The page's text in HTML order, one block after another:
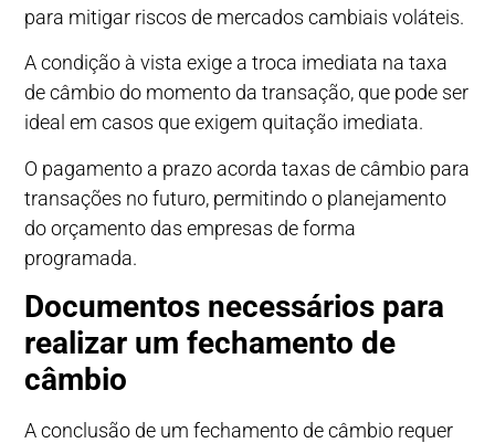
para mitigar riscos de mercados cambiais voláteis.
A condição à vista exige a troca imediata na taxa
de câmbio do momento da transação, que pode ser
ideal em casos que exigem quitação imediata.
O pagamento a prazo acorda taxas de câmbio para
transações no futuro, permitindo o planejamento
do orçamento das empresas de forma
programada.
Documentos necessários para
realizar um fechamento de
câmbio
A conclusão de um fechamento de câmbio requer